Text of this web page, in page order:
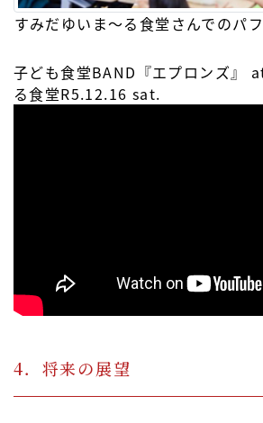
すみだゆいま〜る食堂さんでのパ
子ども食堂BAND『エプロンズ』
る食堂R5.12.16 sat.
4．将来の展望